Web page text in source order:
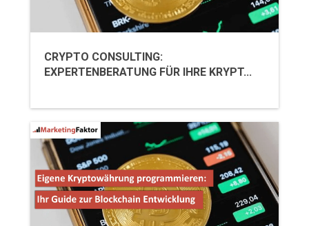
CRYPTO CONSULTING:
EXPERTENBERATUNG FÜR IHRE KRYPT...